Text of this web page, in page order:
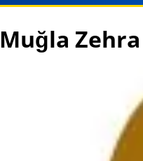
Muğla Zehra